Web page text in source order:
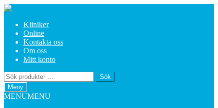
Hoppa
navigering
Hoppa
innehållKliniker
Online
Kontakta oss
Om oss
Mitt konto
Sök
efter:
Sök
Meny
MENUMENU